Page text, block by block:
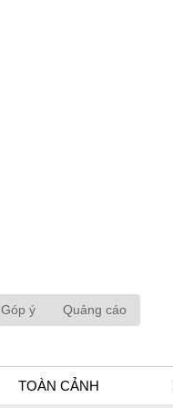
Góp ý Quảng cáo
TOÀN CẢNH